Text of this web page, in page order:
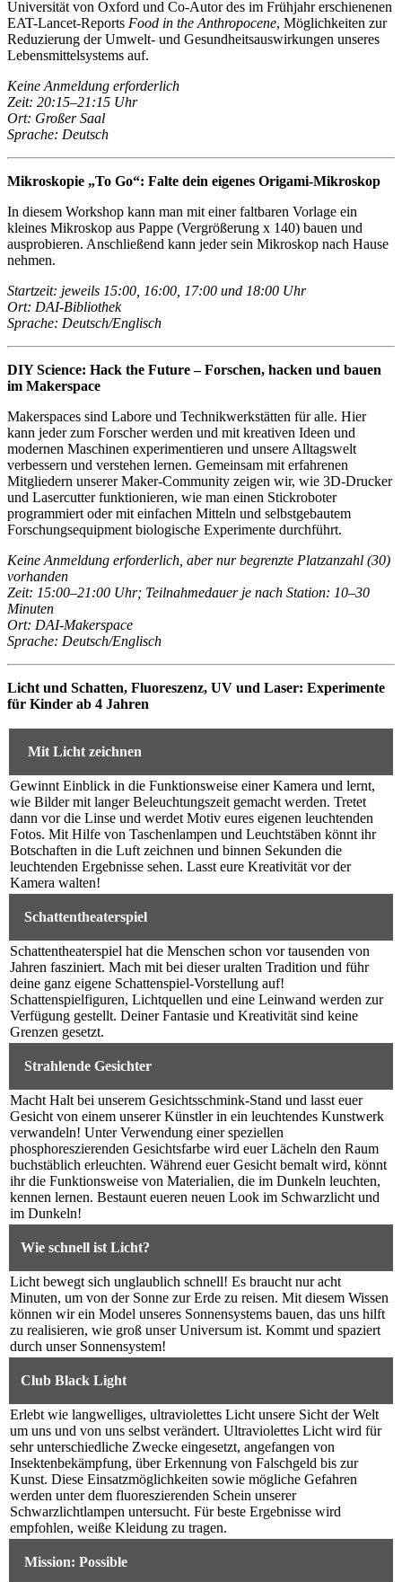
Universität von Oxford und Co-Autor des im Frühjahr erschienenen
EAT-Lancet-Reports Food in the Anthropocene, Möglichkeiten zur
Reduzierung der Umwelt- und Gesundheitsauswirkungen unseres
Lebensmittelsystems auf.
Keine Anmeldung erforderlich
Zeit: 20:15–21:15 Uhr
Ort: Großer Saal
Sprache: Deutsch
Mikroskopie „To Go“: Falte dein eigenes Origami-Mikroskop
In diesem Workshop kann man mit einer faltbaren Vorlage ein
kleines Mikroskop aus Pappe (Vergrößerung x 140) bauen und
ausprobieren. Anschließend kann jeder sein Mikroskop nach Hause
nehmen.
Startzeit: jeweils 15:00, 16:00, 17:00 und 18:00 Uhr
Ort: DAI-Bibliothek
Sprache: Deutsch/Englisch
DIY Science: Hack the Future – Forschen, hacken und bauen
im Makerspace
Makerspaces sind Labore und Technikwerkstätten für alle. Hier
kann jeder zum Forscher werden und mit kreativen Ideen und
modernen Maschinen experimentieren und unsere Alltagswelt
verbessern und verstehen lernen. Gemeinsam mit erfahrenen
Mitgliedern unserer Maker-Community zeigen wir, wie 3D-Drucker
und Lasercutter funktionieren, wie man einen Stickroboter
programmiert oder mit einfachen Mitteln und selbstgebautem
Forschungsequipment biologische Experimente durchführt.
Keine Anmeldung erforderlich, aber nur begrenzte Platzanzahl (30)
vorhanden
Zeit: 15:00–21:00 Uhr; Teilnahmedauer je nach Station: 10–30
Minuten
Ort: DAI-Makerspace
Sprache: Deutsch/Englisch
Licht und Schatten, Fluoreszenz, UV und Laser: Experimente
für Kinder ab 4 Jahren
Mit Licht zeichnen
Gewinnt Einblick in die Funktionsweise einer Kamera und lernt,
wie Bilder mit langer Beleuchtungszeit gemacht werden. Tretet
dann vor die Linse und werdet Motiv eures eigenen leuchtenden
Fotos. Mit Hilfe von Taschenlampen und Leuchtstäben könnt ihr
Botschaften in die Luft zeichnen und binnen Sekunden die
leuchtenden Ergebnisse sehen. Lasst eure Kreativität vor der
Kamera walten!
Schattentheaterspiel
Schattentheaterspiel hat die Menschen schon vor tausenden von
Jahren fasziniert. Mach mit bei dieser uralten Tradition und führ
deine ganz eigene Schattenspiel-Vorstellung auf!
Schattenspielfiguren, Lichtquellen und eine Leinwand werden zur
Verfügung gestellt. Deiner Fantasie und Kreativität sind keine
Grenzen gesetzt.
Strahlende Gesichter
Macht Halt bei unserem Gesichtsschmink-Stand und lasst euer
Gesicht von einem unserer Künstler in ein leuchtendes Kunstwerk
verwandeln! Unter Verwendung einer speziellen
phosphoreszierenden Gesichtsfarbe wird euer Lächeln den Raum
buchstäblich erleuchten. Während euer Gesicht bemalt wird, könnt
ihr die Funktionsweise von Materialien, die im Dunkeln leuchten,
kennen lernen. Bestaunt eueren neuen Look im Schwarzlicht und
im Dunkeln!
Wie schnell ist Licht?
Licht bewegt sich unglaublich schnell! Es braucht nur acht
Minuten, um von der Sonne zur Erde zu reisen. Mit diesem Wissen
können wir ein Model unseres Sonnensystems bauen, das uns hilft
zu realisieren, wie groß unser Universum ist. Kommt und spaziert
durch unser Sonnensystem!
Club Black Light
Erlebt wie langwelliges, ultraviolettes Licht unsere Sicht der Welt
um uns und von uns selbst verändert. Ultraviolettes Licht wird für
sehr unterschiedliche Zwecke eingesetzt, angefangen von
Insektenbekämpfung, über Erkennung von Falschgeld bis zur
Kunst. Diese Einsatzmöglichkeiten sowie mögliche Gefahren
werden unter dem fluoreszierenden Schein unserer
Schwarzlichtlampen untersucht. Für beste Ergebnisse wird
empfohlen, weiße Kleidung zu tragen.
Mission: Possible